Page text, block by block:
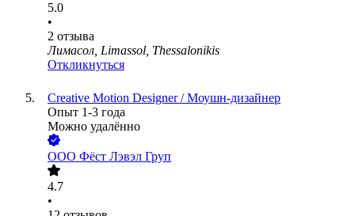
5.0
•
2 отзыва
Лимасол, Limassol, Thessalonikis
Откликнуться
Creative Motion Designer / Моушн-дизайнер
Опыт 1-3 года
Можно удалённо
ООО Фёст Лэвэл Груп
4.7
•